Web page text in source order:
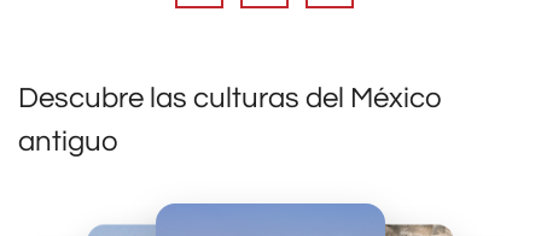
Descubre las culturas del México
antiguo